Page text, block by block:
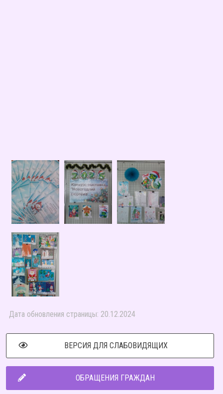
Дата обновления страницы: 20.12.2024
ВЕРСИЯ ДЛЯ СЛАБОВИДЯЩИХ
ОБРАЩЕНИЯ ГРАЖДАН